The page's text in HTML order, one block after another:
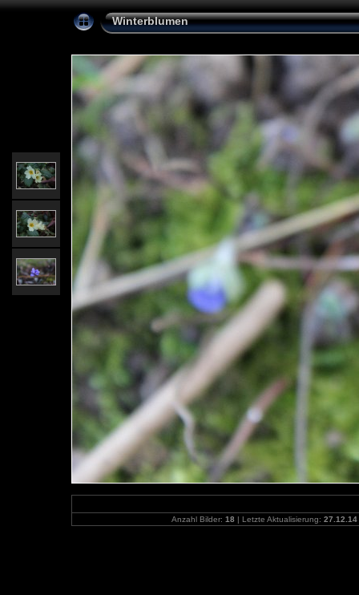
Winterblumen
Anzahl Bilder: 18 | Letzte Aktualisierung: 27.12.14